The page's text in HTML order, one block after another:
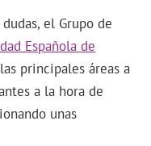
el Grupo de
Española de
principales áreas a
a la hora de
unas